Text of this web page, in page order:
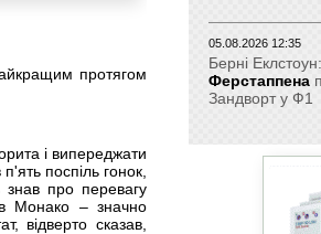
протягом
і випереджати
поспіль гонок,
про перевагу
Монако – значно
відверто сказав,
05.08.2026 12:35
Берні
Ферстаппена
Зандворт у Ф1